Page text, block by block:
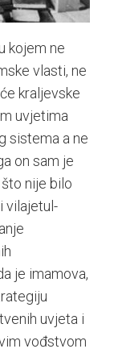
kojem ne
vlasti, ne
kraljevske
uvjetima
sistema a ne
on sam je
nije bilo
vilajetul-
je imamova,
uvjeta i
vođstvom